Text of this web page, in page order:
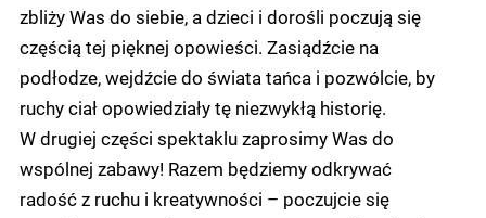
zbliży Was do siebie, a dzieci i dorośli poczują się
częścią tej pięknej opowieści. Zasiądźcie na
podłodze, wejdźcie do świata tańca i pozwólcie, by
ruchy ciał opowiedziały tę niezwykłą historię.
W drugiej części spektaklu zaprosimy Was do
wspólnej zabawy! Razem będziemy odkrywać
radość z ruchu i kreatywności – poczujcie się